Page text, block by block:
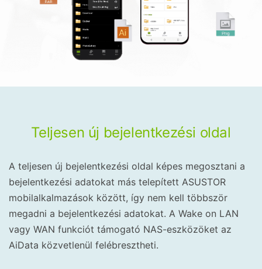
Teljesen új bejelentkezési oldal
A teljesen új bejelentkezési oldal képes megosztani a
bejelentkezési adatokat más telepített ASUSTOR
mobilalkalmazások között, így nem kell többször
megadni a bejelentkezési adatokat. A Wake on LAN
vagy WAN funkciót támogató NAS-eszközöket az
AiData közvetlenül felébresztheti.